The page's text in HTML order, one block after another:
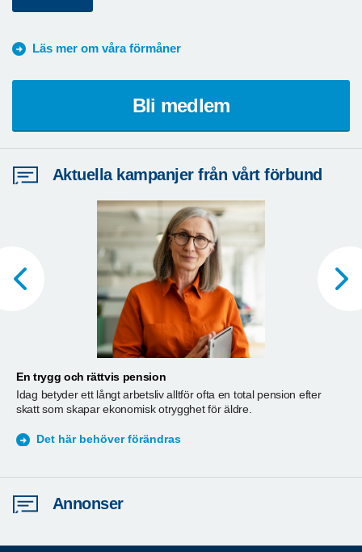
Läs mer om våra förmåner
Bli medlem
Aktuella kampanjer från vårt förbund
En trygg och rättvis pension
Idag betyder ett långt arbetsliv alltför ofta en total pension efter
skatt som skapar ekonomisk otrygghet för äldre.
Det här behöver förändras
Annonser